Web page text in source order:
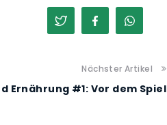
Nächster Artikel
Ernährung #1: Vor dem Spiel